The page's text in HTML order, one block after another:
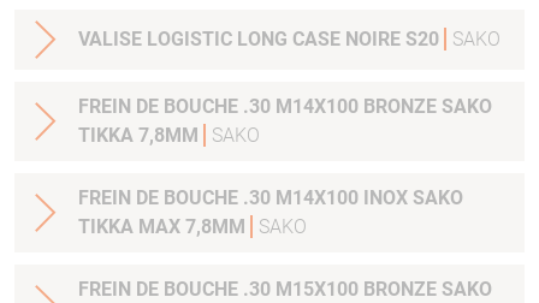
VALISE LOGISTIC LONG CASE NOIRE S20 SAKO
FREIN DE BOUCHE .30 M14X100 BRONZE SAKO
TIKKA 7,8MM
SAKO
FREIN DE BOUCHE .30 M14X100 INOX SAKO
TIKKA MAX 7,8MM
SAKO
FREIN DE BOUCHE .30 M15X100 BRONZE SAKO